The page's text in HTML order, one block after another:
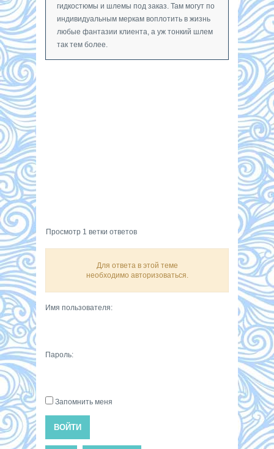
гидкостюмы и шлемы под заказ. Там могут по
индивидуальным меркам воплотить в жизнь
любые фантазии клиента, а уж тонкий шлем
так тем более.
Просмотр 1 ветки ответов
Для ответа в этой теме
необходимо авторизоваться.
Имя пользователя:
Пароль:
Запомнить меня
ВОЙТИ